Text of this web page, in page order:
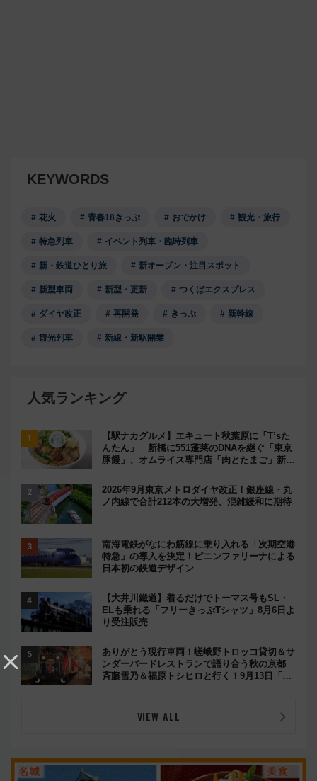
KEYWORDS
花火 青春18きっぷ おでかけ 観光・旅行
特急列車 イベント列車・臨時列車
新・鉄道ひとり旅 新オープン・注目スポット
新型車両 新型・更新 つくばエクスプレス
ダイヤ改正 再開発 きっぷ 新幹線
観光列車 新線・新駅開業
人気ランキング
【駅ナカグルメ】エキュート秋葉原に「T’sた
んたん」 新橋に551蓬莱のDNAを継ぐ「東京
豚饅」、オムライス専門店「肉とたまご」新グ
2026年9月東京メトロダイヤ改正！銀座線・丸
ノ内線で合計212本の大増発、混雑緩和に期待
南海電鉄がなにわ筋線に乗り入れる「次期空港
特急」の導入を決定！ピニンファリーナによる
日本初の鉄道デザイン
【大井川鐵道】着るだけでトーマス号もSL・
ELも乗れる「フリーきっぷTシャツ」8月6日よ
り受注販売
ありがとう現行車両！嵯峨野トロッコ貸切＆サ
ンダーバードレストランで語り合う秋の京都
斉藤雪乃＆福原トシヒロと行く！9月13日「京
VIEW ALL